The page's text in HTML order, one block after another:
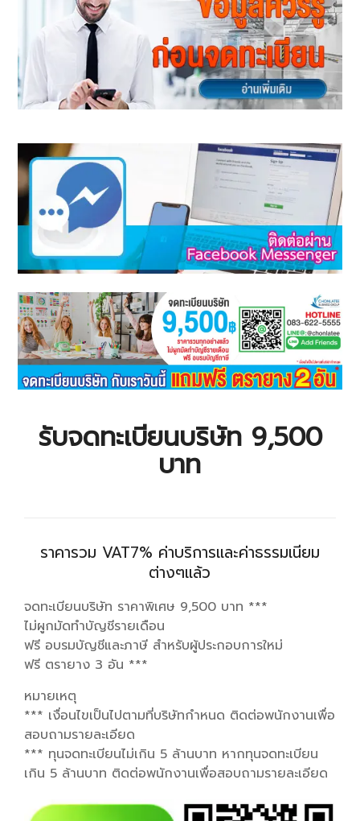
รับจดทะเบียนบริษัท 9,500
บาท
ราคารวม VAT7% ค่าบริการและค่าธรรมเนียม
ต่างๆแล้ว
จดทะเบียนบริษัท ราคาพิเศษ 9,500 บาท ***
ไม่ผูกมัดทำบัญชีรายเดือน
ฟรี อบรมบัญชีและภาษี สำหรับผู้ประกอบการใหม่
ฟรี ตรายาง 3 อัน ***
หมายเหตุ
*** เงื่อนไขเป็นไปตามที่บริษัทกำหนด ติดต่อพนักงานเพื่อ
สอบถามรายละเอียด
*** ทุนจดทะเบียนไม่เกิน 5 ล้านบาท หากทุนจดทะเบียน
เกิน 5 ล้านบาท ติดต่อพนักงานเพื่อสอบถามรายละเอียด